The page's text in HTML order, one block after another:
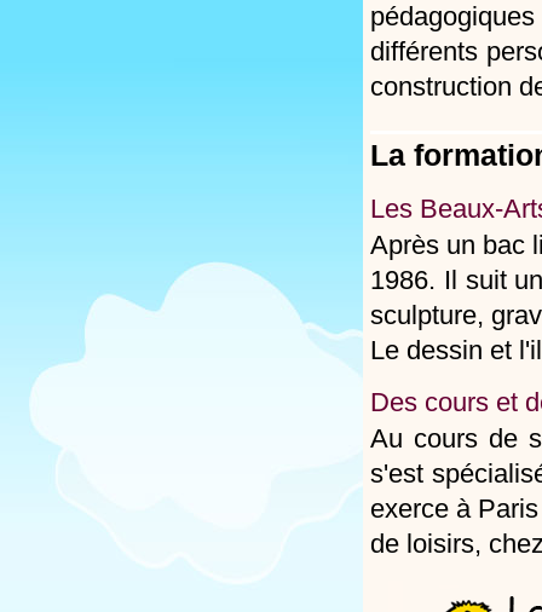
différents
construction
La
Les Beaux-
Après un bac
1986. Il suit
sculpture,
Le dessin et
Des cours et
Au cours de
s'est
exerce à
de loisirs,